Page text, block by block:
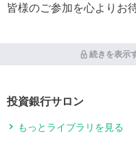
皆様のご参加を心よりお
続きを表示
投資銀行サロン
もっとライブラリを見る